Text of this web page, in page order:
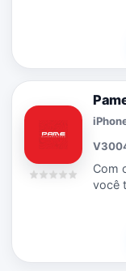
Com
você
aplicativo, você